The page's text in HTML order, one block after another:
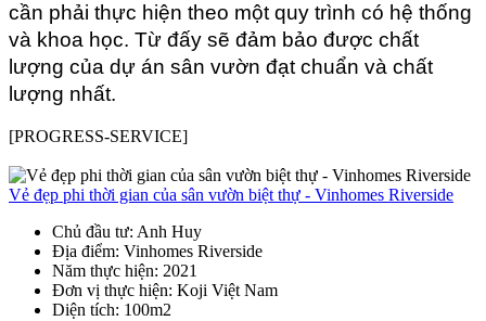
cần phải thực hiện theo một quy trình có hệ thống
và khoa học. Từ đấy sẽ đảm bảo được chất
lượng của dự án sân vườn đạt chuẩn và chất
lượng nhất.
[PROGRESS-SERVICE]
Vẻ đẹp phi thời gian của sân vườn biệt thự - Vinhomes Riverside
Chủ đầu tư: Anh Huy
Địa điểm: Vinhomes Riverside
Năm thực hiện: 2021
Đơn vị thực hiện: Koji Việt Nam
Diện tích: 100m2